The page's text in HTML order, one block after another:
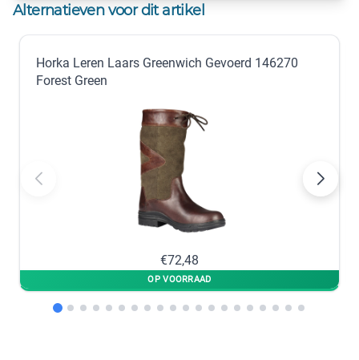
In winkelmandje
Alternatieven voor dit artikel
Horka Leren Laars Greenwich Gevoerd 146270
Forest Green
€72,48